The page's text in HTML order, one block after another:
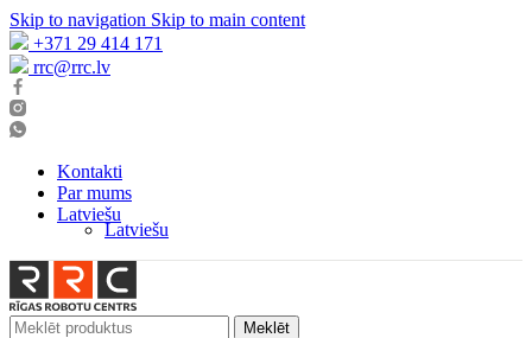
Skip to navigation Skip to main content
+371 29 414 171
rrc@rrc.lv
Kontakti
Par mums
Latviešu
Latviešu
Meklēt